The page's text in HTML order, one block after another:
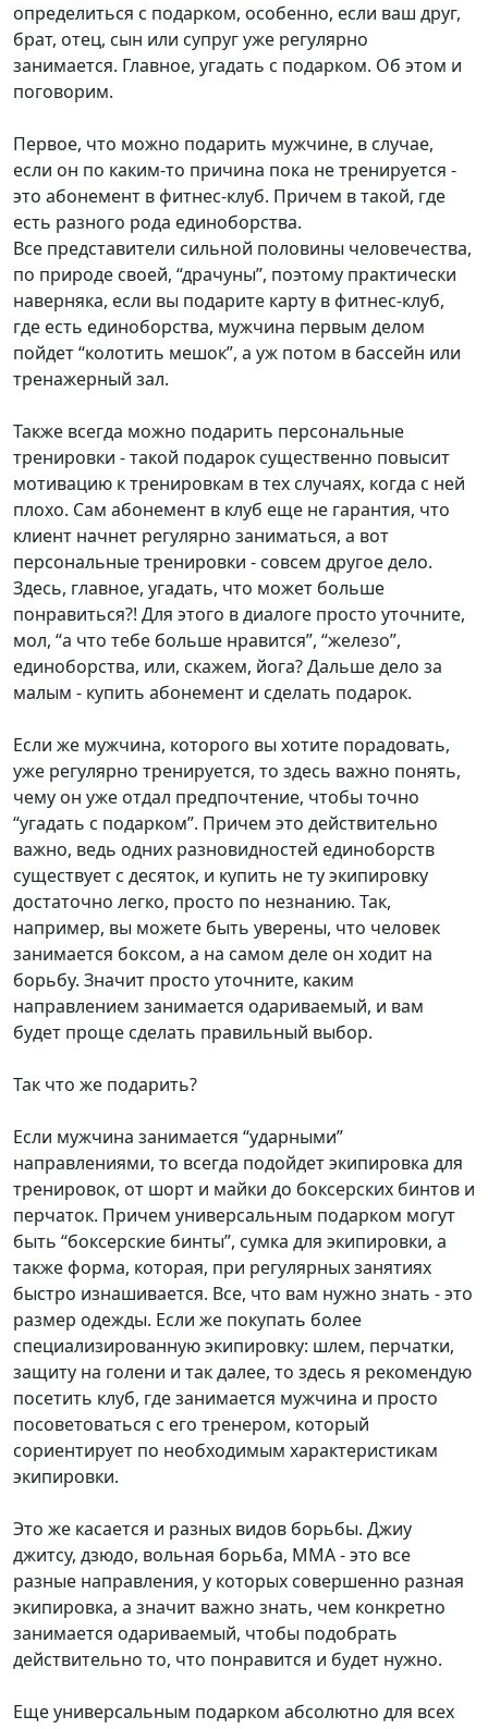
определиться с подарком, особенно, если ваш друг,
брат, отец, сын или супруг уже регулярно
занимается. Главное, угадать с подарком. Об этом и
поговорим.
Первое, что можно подарить мужчине, в случае,
если он по каким-то причина пока не тренируется -
это абонемент в фитнес-клуб. Причем в такой, где
есть разного рода единоборства.
Все представители сильной половины человечества,
по природе своей, “драчуны”, поэтому практически
наверняка, если вы подарите карту в фитнес-клуб,
где есть единоборства, мужчина первым делом
пойдет “колотить мешок”, а уж потом в бассейн или
тренажерный зал.
Также всегда можно подарить персональные
тренировки - такой подарок существенно повысит
мотивацию к тренировкам в тех случаях, когда с ней
плохо. Сам абонемент в клуб еще не гарантия, что
клиент начнет регулярно заниматься, а вот
персональные тренировки - совсем другое дело.
Здесь, главное, угадать, что может больше
понравиться?! Для этого в диалоге просто уточните,
мол, “а что тебе больше нравится”, “железо”,
единоборства, или, скажем, йога? Дальше дело за
малым - купить абонемент и сделать подарок.
Если же мужчина, которого вы хотите порадовать,
уже регулярно тренируется, то здесь важно понять,
чему он уже отдал предпочтение, чтобы точно
“угадать с подарком”. Причем это действительно
важно, ведь одних разновидностей единоборств
существует с десяток, и купить не ту экипировку
достаточно легко, просто по незнанию. Так,
например, вы можете быть уверены, что человек
занимается боксом, а на самом деле он ходит на
борьбу. Значит просто уточните, каким
направлением занимается одариваемый, и вам
будет проще сделать правильный выбор.
Так что же подарить?
Если мужчина занимается “ударными”
направлениями, то всегда подойдет экипировка для
тренировок, от шорт и майки до боксерских бинтов и
перчаток. Причем универсальным подарком могут
быть “боксерские бинты”, сумка для экипировки, а
также форма, которая, при регулярных занятиях
быстро изнашивается. Все, что вам нужно знать - это
размер одежды. Если же покупать более
специализированную экипировку: шлем, перчатки,
защиту на голени и так далее, то здесь я рекомендую
посетить клуб, где занимается мужчина и просто
посоветоваться с его тренером, который
сориентирует по необходимым характеристикам
экипировки.
Это же касается и разных видов борьбы. Джиу
джитсу, дзюдо, вольная борьба, ММА - это все
разные направления, у которых совершенно разная
экипировка, а значит важно знать, чем конкретно
занимается одариваемый, чтобы подобрать
действительно то, что понравится и будет нужно.
Еще универсальным подарком абсолютно для всех